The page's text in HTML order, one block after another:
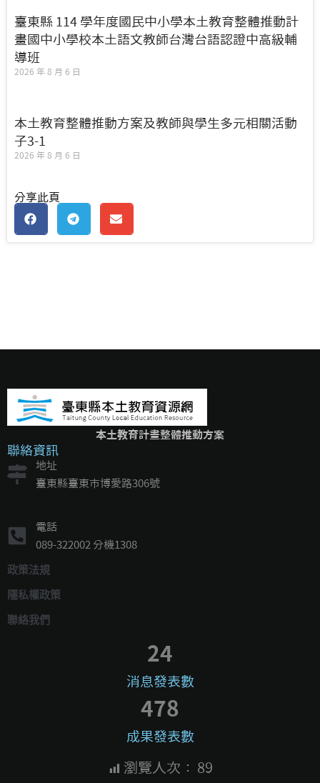
臺東縣 114 學年度國民中小學本土教育整體推動計
畫國中小學校本土語文教師台灣台語認證中高級輔
導班
2026 年 8 月 6 日
本土教育整體推動方案及教師與學生多元相關活動
子3-1
2026 年 8 月 6 日
分享此頁
本土教育計畫整體推動方案
聯絡資訊
地址
臺東縣臺東市博愛路306號
電話
089-322002 分機1308
政策法規
隱私權政策
聯絡我們
消息發表數
24
成果發表數
478
瀏覽人次： 89